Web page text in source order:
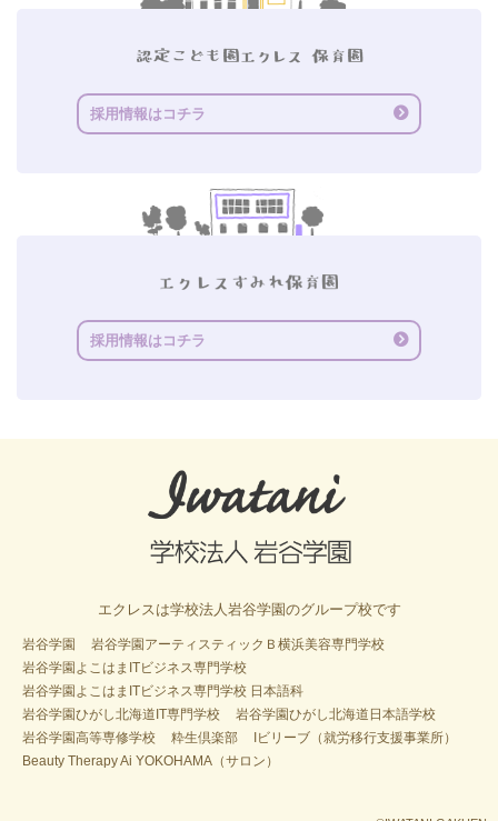
採用情報はコチラ
採用情報はコチラ
エクレスは学校法人岩谷学園のグループ校です
岩谷学園
岩谷学園アーティスティックＢ横浜美容専門学校
岩谷学園よこはまITビジネス専門学校
岩谷学園よこはまITビジネス専門学校 日本語科
岩谷学園ひがし北海道IT専門学校
岩谷学園ひがし北海道日本語学校
岩谷学園高等専修学校
粋生倶楽部
Iビリーブ（就労移行支援事業所）
Beauty Therapy Ai YOKOHAMA（サロン）